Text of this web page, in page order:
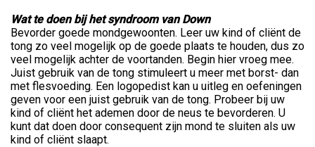
Wat te doen bij het syndroom van Down
Bevorder goede mondgewoonten. Leer uw kind of cliënt de
tong zo veel mogelijk op de goede plaats te houden, dus zo
veel mogelijk achter de voortanden. Begin hier vroeg mee.
Juist gebruik van de tong stimuleert u meer met borst- dan
met flesvoeding. Een logopedist kan u uitleg en oefeningen
geven voor een juist gebruik van de tong. Probeer bij uw
kind of cliënt het ademen door de neus te bevorderen. U
kunt dat doen door consequent zijn mond te sluiten als uw
kind of cliënt slaapt.